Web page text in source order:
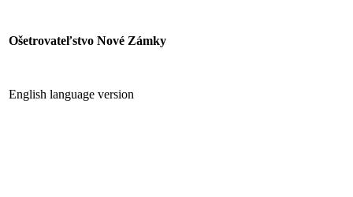
Ošetrovateľstvo Nové Zámky
English language version